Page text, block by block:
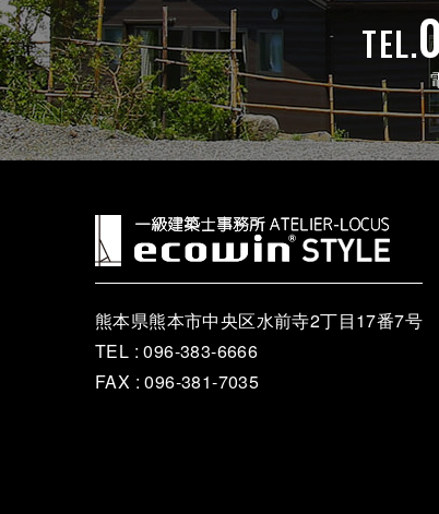
TEL.
熊本県熊本市中央区水前寺2丁目17番7号
TEL : 096-383-6666
FAX : 096-381-7035